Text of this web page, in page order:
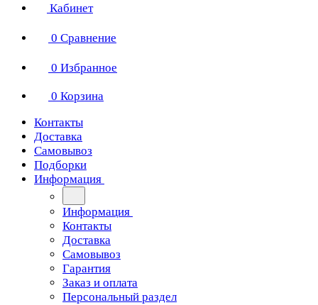
Кабинет
0 Сравнение
0 Избранное
0 Корзина
Контакты
Доставка
Самовывоз
Подборки
Информация
Информация
Контакты
Доставка
Самовывоз
Гарантия
Заказ и оплата
Персональный раздел